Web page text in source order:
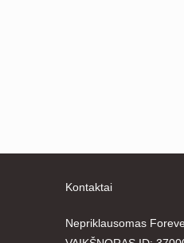
Kontaktai
Nepriklausomas